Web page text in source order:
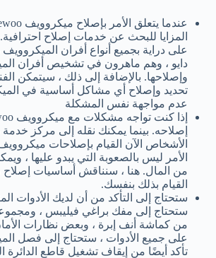
المزايا للبحث عن خدمات إصلاح
على دراية بجميع أنواع أفران
دايو ، وهم ماهرون في تشخيص أفران
وإصلاحها. بالإضافة إلى ذلك ، سيتمكن
تحديد وإصلاح أي مشاكل أساسية في
عدم مواجهة نفس المشكلة
إصلاحه. بينما يمكنك نقله إلى مركز خدمة
الأشخاص الآن القيام بإصلاحات
الأمر ليس بالصعوبة التي يبدو عليها ،
من المال. هنا ، سنناقش أساسيات إصلاح
القيام بذلك بنفسك.
ستحتاج إلى التأكد من أن لديك الأدوات
ستحتاج إلى مفك براغي فيليبس ،
من كماشة أنف إبرة ، وبعض نظارات
على جميع الأدوات ، ستحتاج إلى فصل
تأكد أيضًا من إيقاف تشغيل قاطع الدائرة